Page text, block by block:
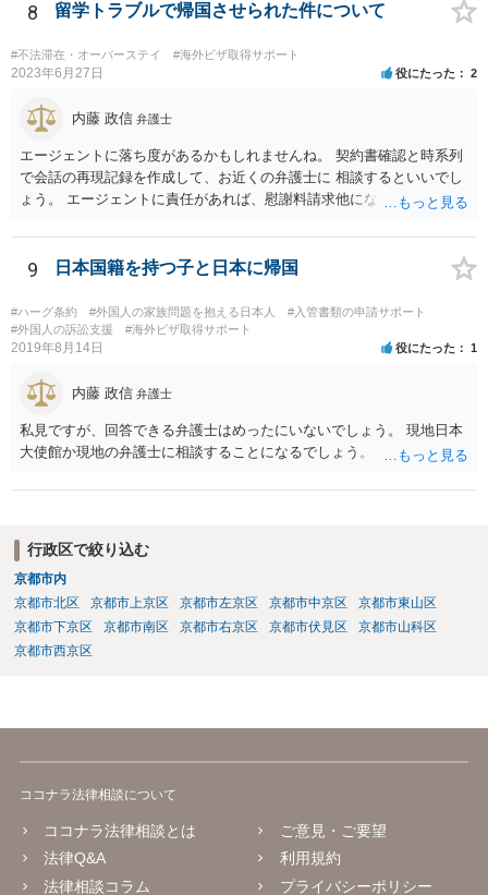
8 留学トラブルで帰国させられた件について
#不法滞在・オーバーステイ #海外ビザ取得サポート
2023年6月27日 役にたった 2
内藤 政信 弁護士
エージェントに落ち度があるかもしれませんね。 契約書確認と時系列
で会話の再現記録を作成して、お近くの弁護士に 相談するといいでし
ょう。 エージェントに責任があれば、慰謝料請求他になるでしょう。
9 日本国籍を持つ子と日本に帰国
#ハーグ条約 #外国人の家族問題を抱える日本人
#入管書類の申請サポート
#外国人の訴訟支援
#海外ビザ取得サポート
2019年8月14日 役にたった 1
内藤 政信 弁護士
私見ですが、回答できる弁護士はめったにいないでしょう。 現地日本
大使館か現地の弁護士に相談することになるでしょう。
行政区で絞り込む
京都市内
京都市北区
京都市上京区 京都市左京区 京都市中京区
京都市東山区
京都市下京区
京都市南区 京都市右京区 京都市伏見区
京都市山科区
京都市西京区
ココナラ法律相談について
ココナラ法律相談とは
法律Q&A
法律相談コラム
ご意見・ご要望
利用規約
プライバシーポリシー